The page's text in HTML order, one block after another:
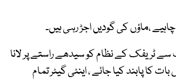
،ماؤں کی گودیں اجڑ رہی ہیں۔
ٹریفک کے نظام کو سیدھے راستے پر لانا
کا پابند کیا جائے ، اینٹی گیٹر تمام